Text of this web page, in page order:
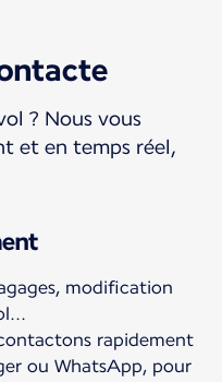
? Nous vous
et en temps réel,
modification
rapidement
ou WhatsApp, pour